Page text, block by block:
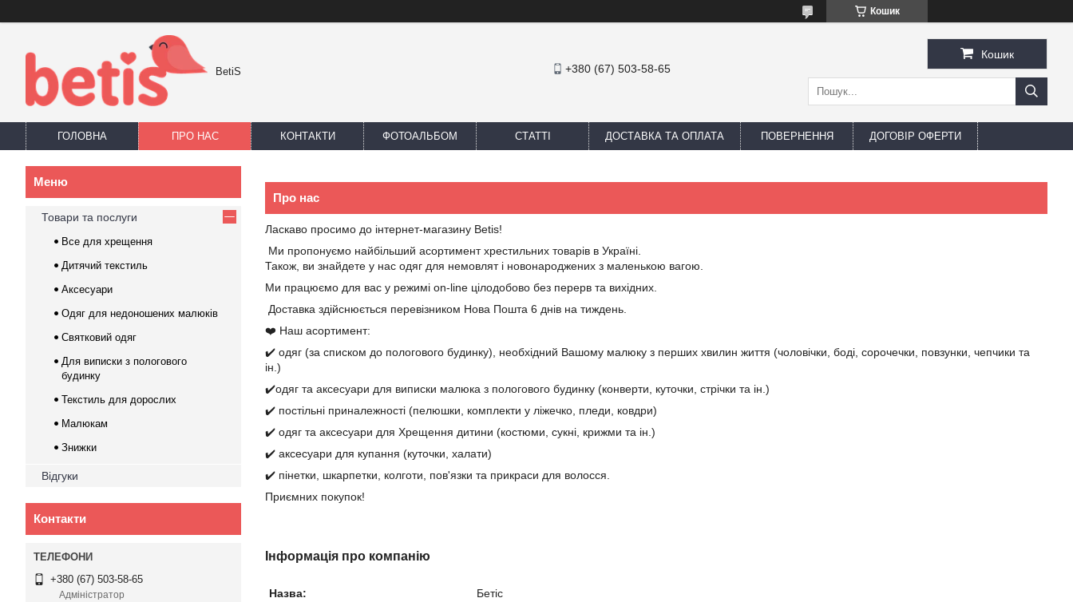
Кошик
BetiS +380 (67) 503-58-65
Кошик
ГОЛОВНА ПРО НАС КОНТАКТИ ФОТОАЛЬБОМ СТАТТІ ДОСТАВКА ТА ОПЛАТА ПОВЕРНЕННЯ ДОГОВІР ОФЕРТИ
Про нас
Ласкаво просимо до інтернет-магазину Betis!
Ми пропонуємо найбільший асортимент хрестильних товарів в Україні.
Також, ви знайдете у нас одяг для немовлят і новонароджених з маленькою вагою.
Ми працюємо для вас у режимі on-line цілодобово без перерв та вихідних.
Доставка здійснюється перевізником Нова Пошта 6 днів на тиждень.
❤️ Наш асортимент:
✔️ одяг (за списком до пологового будинку), необхідний Вашому малюку з перших хвилин життя (чоловічки, боді, сорочечки, повзунки, чепчики та
ін.)
✔️одяг та аксесуари для виписки малюка з пологового будинку (конверти, куточки, стрічки та ін.)
✔️ постільні приналежності (пелюшки, комплекти у ліжечко, пледи, ковдри)
✔️ одяг та аксесуари для Хрещення дитини (костюми, сукні, крижми та ін.)
✔️ аксесуари для купання (куточки, халати)
✔️ пінетки, шкарпетки, колготи, пов'язки та прикраси для волосся.
Приємних покупок!
Інформація про компанію
Назва:
Бетіс
Товари та послуги
Все для хрещення
Дитячий текстиль
Аксесуари
Одяг для недоношених малюків
Святковий одяг
Для виписки з пологового
будинку
Текстиль для дорослих
Малюкам
Знижки
Відгуки
Контакти
+380 (67) 503-58-65
Адміністратор